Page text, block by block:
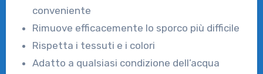
conveniente
Rimuove efficacemente lo sporco più difficile
Rispetta i tessuti e i colori
Adatto a qualsiasi condizione dell’acqua